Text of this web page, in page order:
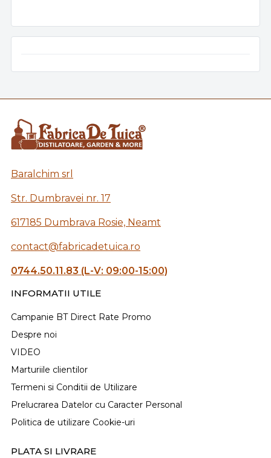
Baralchim srl
Str. Dumbravei nr. 17
617185 Dumbrava Rosie, Neamt
contact@fabricadetuica.ro
0744.50.11.83 (L-V: 09:00-15:00)
INFORMATII UTILE
Campanie BT Direct Rate Promo
Despre noi
VIDEO
Marturiile clientilor
Termeni si Conditii de Utilizare
Prelucrarea Datelor cu Caracter Personal
Politica de utilizare Cookie-uri
PLATA SI LIVRARE